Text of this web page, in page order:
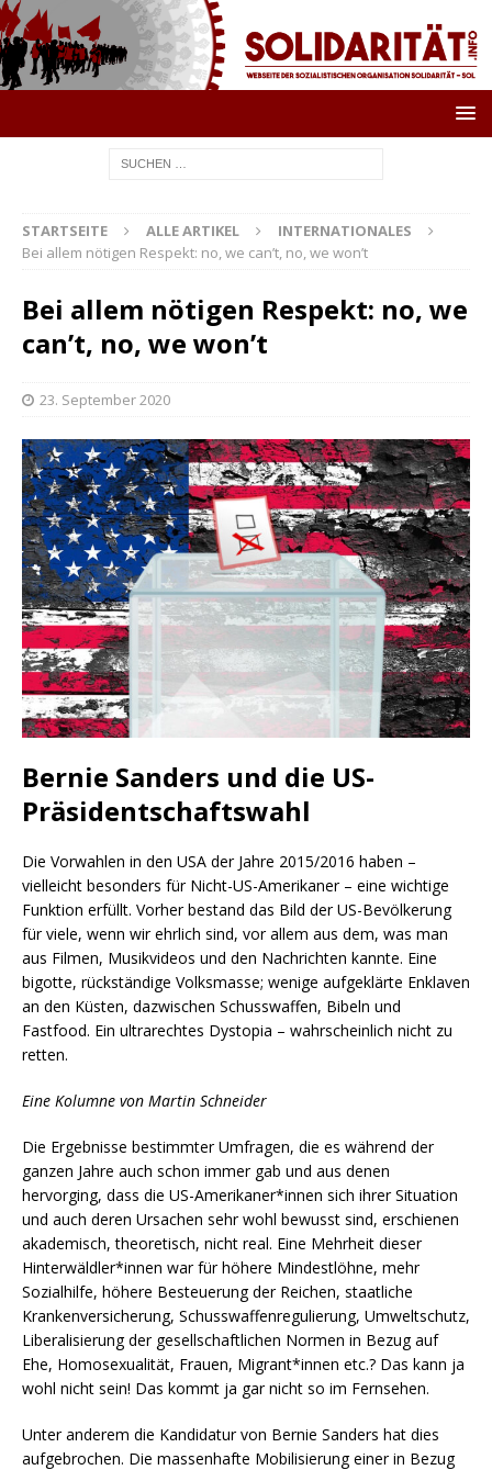
STARTSEITE ALLE ARTIKEL
INTERNATIONALES
Bei allem nötigen Respekt: no, we can’t, no, we won’t
Bei allem nötigen Respekt: no, we
can’t, no, we won’t
23. September 2020
Bernie Sanders und die US-
Präsidentschaftswahl
Die Vorwahlen in den USA der Jahre 2015/2016 haben –
vielleicht besonders für Nicht-US-Amerikaner – eine wichtige
Funktion erfüllt. Vorher bestand das Bild der US-Bevölkerung
für viele, wenn wir ehrlich sind, vor allem aus dem, was man
aus Filmen, Musikvideos und den Nachrichten kannte. Eine
bigotte, rückständige Volksmasse; wenige aufgeklärte Enklaven
an den Küsten, dazwischen Schusswaffen, Bibeln und
Fastfood. Ein ultrarechtes Dystopia – wahrscheinlich nicht zu
retten.
Eine Kolumne von Martin Schneider
Die Ergebnisse bestimmter Umfragen, die es während der
ganzen Jahre auch schon immer gab und aus denen
hervorging, dass die US-Amerikaner*innen sich ihrer Situation
und auch deren Ursachen sehr wohl bewusst sind, erschienen
akademisch, theoretisch, nicht real. Eine Mehrheit dieser
Hinterwäldler*innen war für höhere Mindestlöhne, mehr
Sozialhilfe, höhere Besteuerung der Reichen, staatliche
Krankenversicherung, Schusswaffenregulierung, Umweltschutz,
Liberalisierung der gesellschaftlichen Normen in Bezug auf
Ehe, Homosexualität, Frauen, Migrant*innen etc.? Das kann ja
wohl nicht sein! Das kommt ja gar nicht so im Fernsehen.
Unter anderem die Kandidatur von Bernie Sanders hat dies
aufgebrochen. Die massenhafte Mobilisierung einer in Bezug